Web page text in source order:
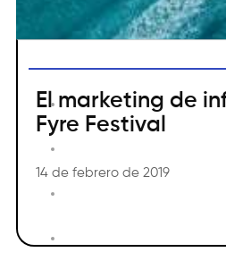
El marketing de
Fyre Festival
14 de febrero de 2019